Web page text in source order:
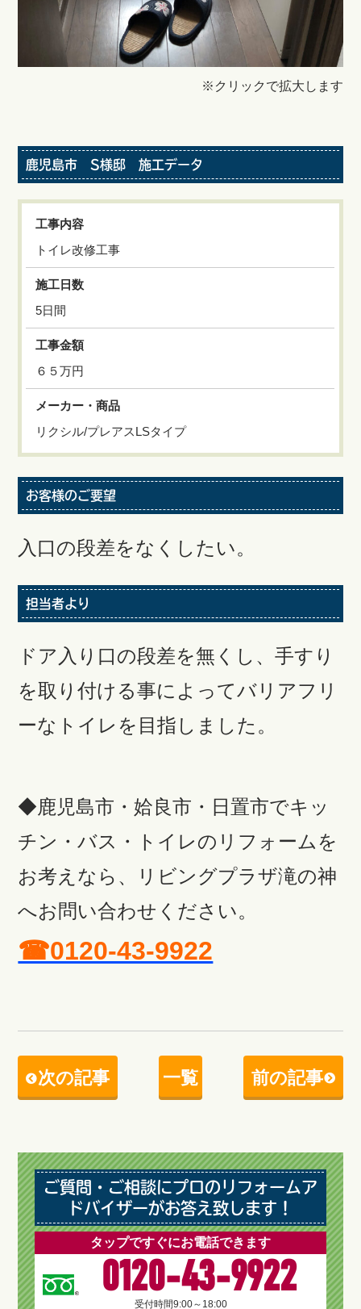
※クリックで拡大します
鹿児島市 S様邸 施工データ
工事内容
トイレ改修工事
施工日数
5日間
工事金額
６５万円
メーカー・商品
リクシル/プレアスLSタイプ
お客様のご要望
入口の段差をなくしたい。
担当者より
ドア入り口の段差を無くし、手すり
を取り付ける事によってバリアフリ
ーなトイレを目指しました。
◆鹿児島市・姶良市・日置市でキッ
チン・バス・トイレのリフォームを
お考えなら、リビングプラザ滝の神
へお問い合わせください。
☎0120-43-9922
次の記事 一覧 前の記事
ご質問・ご相談にプロのリフォームア
ドバイザーがお答え致します！
タップですぐにお電話できます
0120-43-9922
受付時間9:00～18:00